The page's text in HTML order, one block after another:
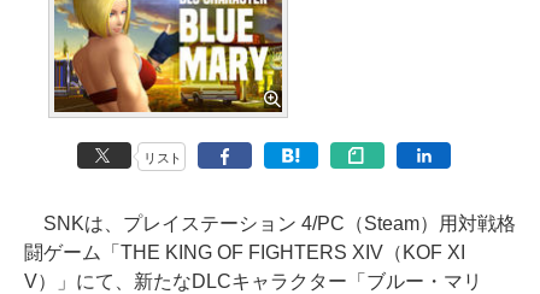
リスト
SNKは、プレイステーション 4/PC（Steam）用対戦格
闘ゲーム「THE KING OF FIGHTERS XIV（KOF XI
V）」にて、新たなDLCキャラクター「ブルー・マリ